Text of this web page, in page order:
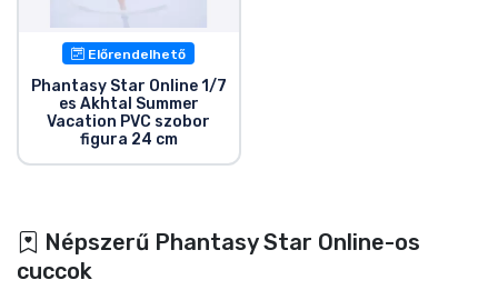
Előrendelhető
Phantasy Star Online 1/7
es Akhtal Summer
Vacation PVC szobor
figura 24 cm
Népszerű Phantasy Star Online-os
cuccok